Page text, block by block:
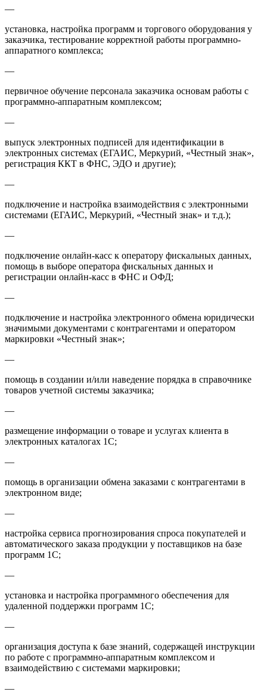
—
установка, настройка программ и торгового оборудования у
заказчика, тестирование корректной работы программно-
аппаратного комплекса;
—
первичное обучение персонала заказчика основам работы с
программно-аппаратным комплексом;
—
выпуск электронных подписей для идентификации в
электронных системах (ЕГАИС, Меркурий, «Честный знак»,
регистрация ККТ в ФНС, ЭДО и другие);
—
подключение и настройка взаимодействия с электронными
системами (ЕГАИС, Меркурий, «Честный знак» и т.д.);
—
подключение онлайн-касс к оператору фискальных данных,
помощь в выборе оператора фискальных данных и
регистрации онлайн-касс в ФНС и ОФД;
—
подключение и настройка электронного обмена юридически
значимыми документами с контрагентами и оператором
маркировки «Честный знак»;
—
помощь в создании и/или наведение порядка в справочнике
товаров учетной системы заказчика;
—
размещение информации о товаре и услугах клиента в
электронных каталогах 1С;
—
помощь в организации обмена заказами с контрагентами в
электронном виде;
—
настройка сервиса прогнозирования спроса покупателей и
автоматического заказа продукции у поставщиков на базе
программ 1С;
—
установка и настройка программного обеспечения для
удаленной поддержки программ 1С;
—
организация доступа к базе знаний, содержащей инструкции
по работе с программно-аппаратным комплексом и
взаимодействию с системами маркировки;
—